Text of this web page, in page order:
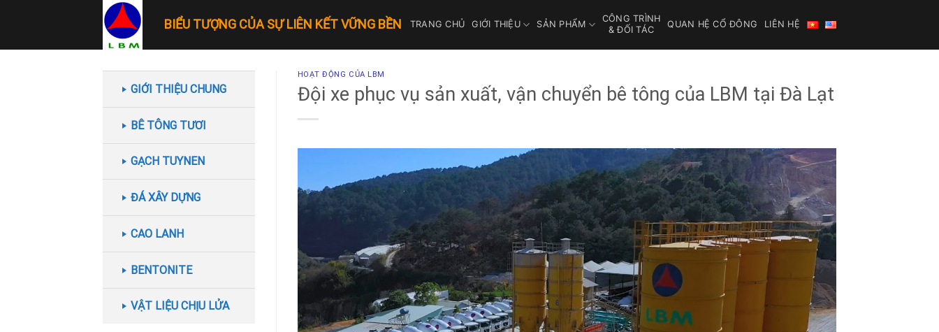
BIỂU TƯỢNG CỦA SỰ LIÊN KẾT VỮNG BỀN TRANG CHỦ GIỚI THIỆU SẢN PHẨM
CÔNG TRÌNH
& ĐỐI TÁC
QUAN HỆ CỔ ĐÔNG LIÊN HỆ
GIỚI THIỆU CHUNG
BÊ TÔNG TƯƠI
GẠCH TUYNEN
ĐÁ XÂY DỰNG
CAO LANH
BENTONITE
VẬT LIỆU CHỊU LỬA
HOẠT ĐỘNG CỦA LBM
Đội xe phục vụ sản xuất, vận chuyển bê tông của LBM tại Đà Lạt